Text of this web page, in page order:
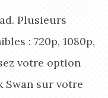
Plusieurs
: 720p, 1080p,
votre option
Swansur votre